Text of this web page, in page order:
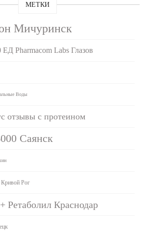
МЕТКИ
Мичуринск
Pharmacom Labs Глазов
Воды
отзывы с протеином
Саянск
Рог
Ретаболил Краснодар